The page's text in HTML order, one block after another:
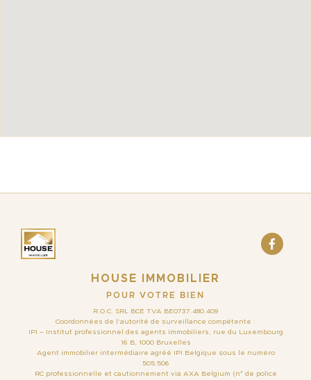
HOUSE IMMOBILIER
POUR VOTRE BIEN
R.O.C. SRL BCE TVA BE0737.480.409
Coordonnées de l’autorité de surveillance compétente :
IPI – Institut professionnel des agents immobiliers, rue du Luxembourg
16 B, 1000 Bruxelles
Agent immobilier intermédiaire agréé IPI Belgique sous le numéro
505.506
RC professionnelle et cautionnement via AXA Belgium (n° de police